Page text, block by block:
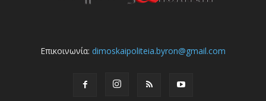
Επικοινωνία: dimoskaipoliteia.byron@gmail.com